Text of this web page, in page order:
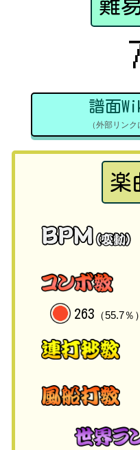
難
譜面
（外部リン
楽
263 （55.7％）